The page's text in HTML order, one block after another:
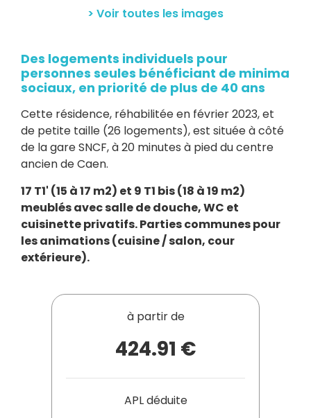
> Voir toutes les images
Des logements individuels pour
personnes seules bénéficiant de minima
sociaux, en priorité de plus de 40 ans
Cette résidence, réhabilitée en février 2023, et
de petite taille (26 logements), est située à côté
de la gare SNCF, à 20 minutes à pied du centre
ancien de Caen.
17 T1' (15 à 17 m2) et 9 T1 bis (18 à 19 m2)
meublés avec salle de douche, WC et
cuisinette privatifs. Parties communes pour
les animations (cuisine / salon, cour
extérieure).
à partir de
424.91 €
APL déduite